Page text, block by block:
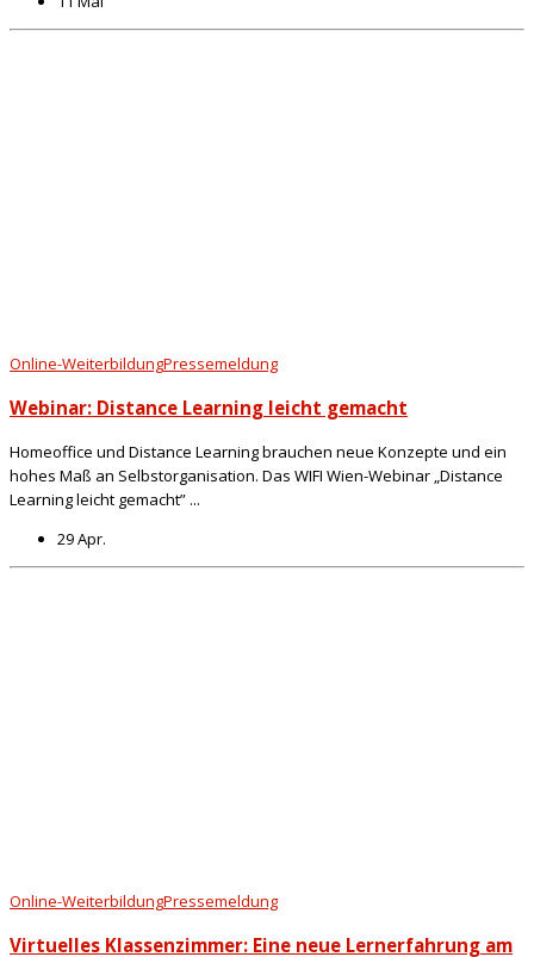
Online-WeiterbildungPressemeldung
Webinar: Distance Learning leicht gemacht
Homeoffice und Distance Learning brauchen neue Konzepte und ein
hohes Maß an Selbstorganisation. Das WIFI Wien-Webinar „Distance
Learning leicht gemacht” ...
29 Apr.
Online-WeiterbildungPressemeldung
Virtuelles Klassenzimmer: Eine neue Lernerfahrung am